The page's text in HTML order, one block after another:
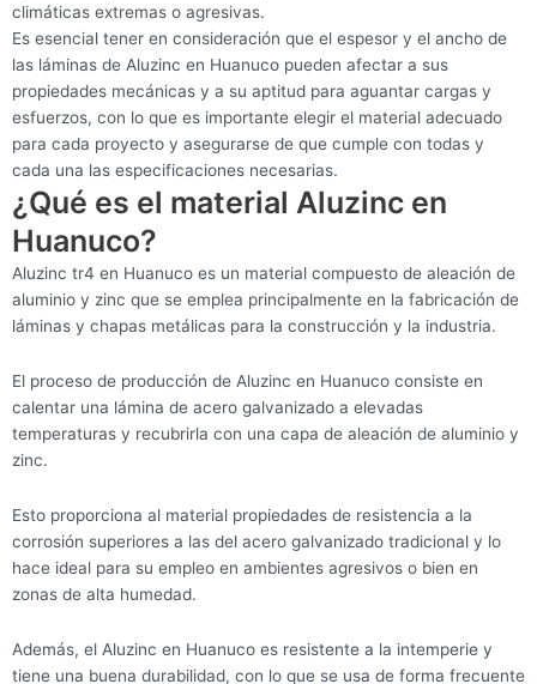
climáticas extremas o agresivas.
Es esencial tener en consideración que el espesor y el ancho de
las láminas de Aluzinc en Huanuco pueden afectar a sus
propiedades mecánicas y a su aptitud para aguantar cargas y
esfuerzos, con lo que es importante elegir el material adecuado
para cada proyecto y asegurarse de que cumple con todas y
cada una las especificaciones necesarias.
¿Qué es el material Aluzinc en
Huanuco?
Aluzinc tr4 en Huanuco es un material compuesto de aleación de
aluminio y zinc que se emplea principalmente en la fabricación de
láminas y chapas metálicas para la construcción y la industria.
El proceso de producción de Aluzinc en Huanuco consiste en
calentar una lámina de acero galvanizado a elevadas
temperaturas y recubrirla con una capa de aleación de aluminio y
zinc.
Esto proporciona al material propiedades de resistencia a la
corrosión superiores a las del acero galvanizado tradicional y lo
hace ideal para su empleo en ambientes agresivos o bien en
zonas de alta humedad.
Además, el Aluzinc en Huanuco es resistente a la intemperie y
tiene una buena durabilidad, con lo que se usa de forma frecuente